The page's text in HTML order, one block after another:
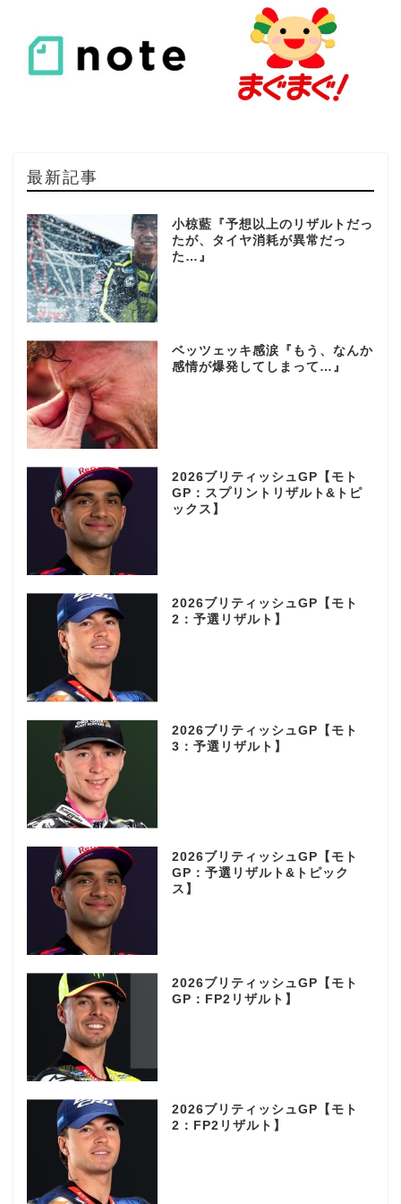
最新記事
小椋藍『予想以上のリザルトだっ
たが、タイヤ消耗が異常だっ
た…』
ベッツェッキ感涙『もう、なんか
感情が爆発してしまって…』
2026ブリティッシュGP【モト
GP：スプリントリザルト&トピ
ックス】
2026ブリティッシュGP【モト
2：予選リザルト】
2026ブリティッシュGP【モト
3：予選リザルト】
2026ブリティッシュGP【モト
GP：予選リザルト&トピック
ス】
2026ブリティッシュGP【モト
GP：FP2リザルト】
2026ブリティッシュGP【モト
2：FP2リザルト】